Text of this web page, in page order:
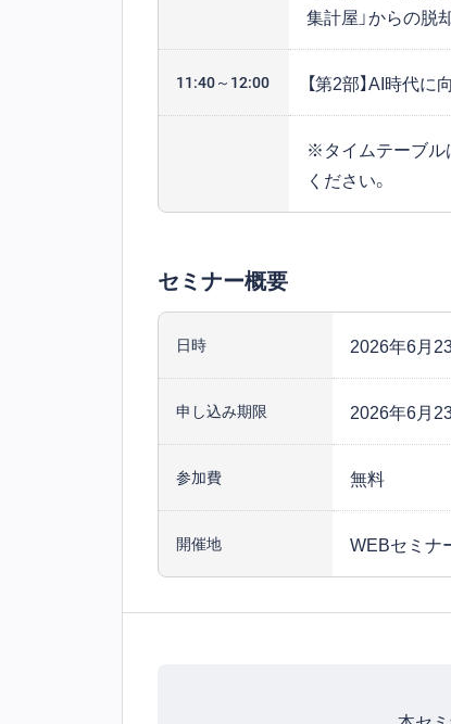
集計屋」からの脱
11:40～12:00 【第2部】AI時代
※タイムテーブル
ください。
セミナー概要
日時 2026年6月23
申し込み期限 2026年6月
参加費 無料
開催地 WEBセミナ